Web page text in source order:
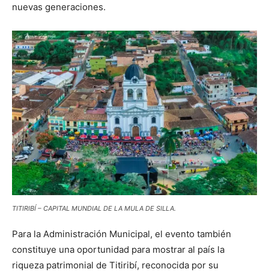
nuevas generaciones.
TITIRIBÍ – CAPITAL MUNDIAL DE LA MULA DE SILLA.
Para la Administración Municipal, el evento también
constituye una oportunidad para mostrar al país la
riqueza patrimonial de Titiribí, reconocida por su